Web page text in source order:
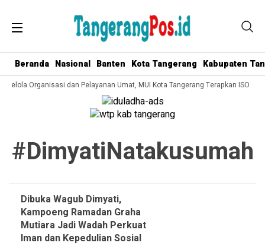
Beranda Nasional Banten Kota Tangerang Kabupaten
Kelola Organisasi dan Pelayanan Umat, MUI Kota Tangerang Terapkan ISO
#DimyatiNatakusumah
Dibuka Wagub Dimyati,
Kampoeng Ramadan Graha
Mutiara Jadi Wadah Perkuat
Iman dan Kepedulian Sosial